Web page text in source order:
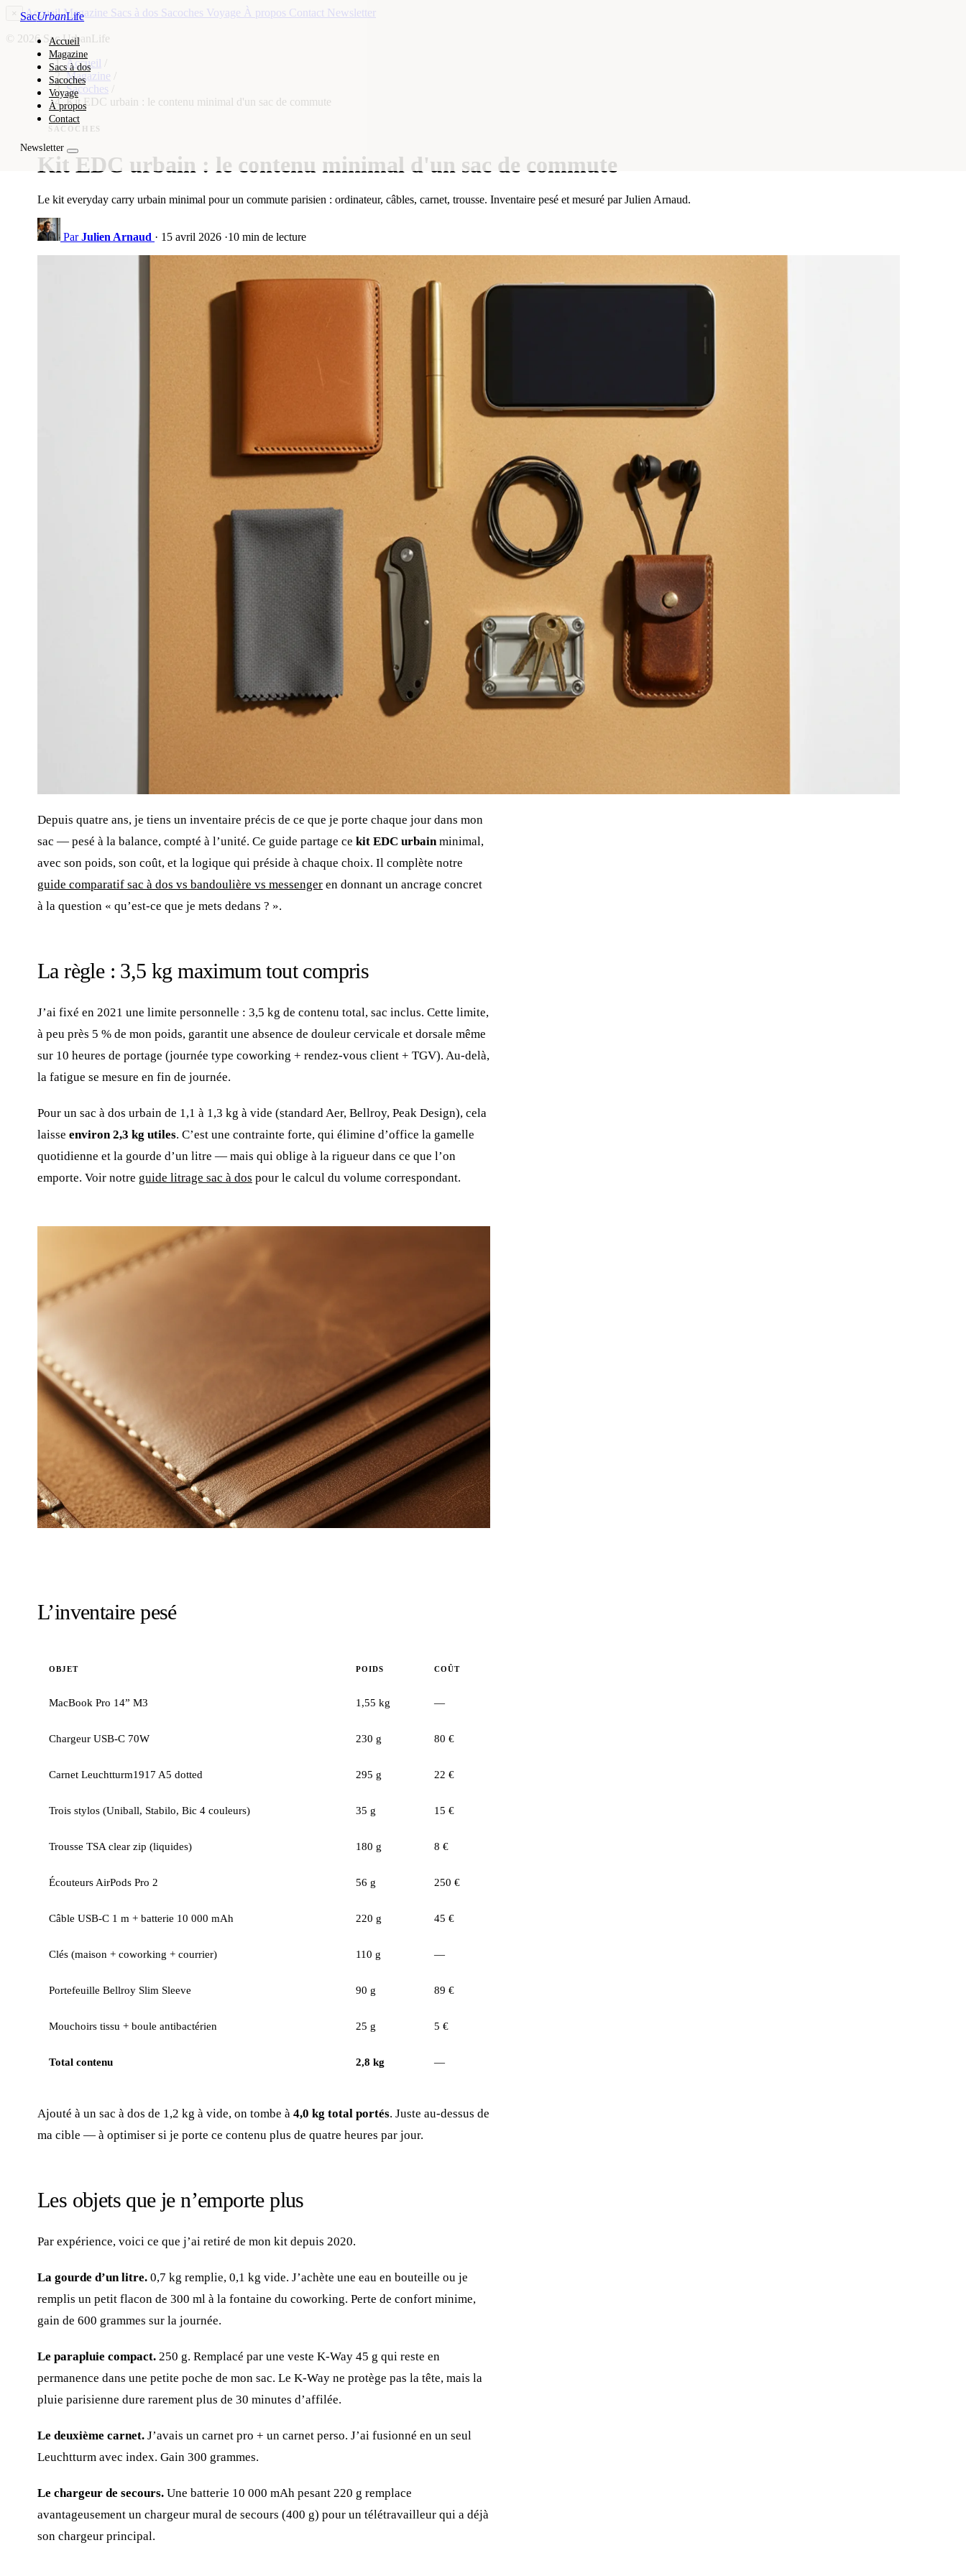
SacUrbanLife
Accueil
Magazine
Sacs à dos
Sacoches
Voyage
À propos
Contact
Newsletter
× AccueilMagazine Sacs à dos Sacoches Voyage À propos Contact Newsletter
© 2026 Sac UrbanLife
Accueil /
Magazine /
Sacoches /
Kit EDC urbain : le contenu minimal d'un sac de commute
SACOCHES
Kit EDC urbain : le contenu minimal d'un sac de commute
Le kit everyday carry urbain minimal pour un commute parisien : ordinateur, câbles, carnet, trousse. Inventaire pesé et mesuré par Julien Arnaud.
ParJulien Arnaud · 15 avril 2026 ·10 min de lecture
Depuis quatre ans, je tiens un inventaire précis de ce que je porte chaque jour dans mon
sac — pesé à la balance, compté à l’unité. Ce guide partage ce kit EDC urbainminimal,
avec son poids, son coût, et la logique qui préside à chaque choix. Il complète notre
guide comparatif sac à dos vs bandoulière vs messenger en donnant un ancrage concret
à la question « qu’est-ce que je mets dedans ? ».
La règle : 3,5 kg maximum tout compris
J’ai fixé en 2021 une limite personnelle : 3,5 kg de contenu total, sac inclus. Cette limite,
à peu près 5 % de mon poids, garantit une absence de douleur cervicale et dorsale même
sur 10 heures de portage (journée type coworking + rendez-vous client + TGV). Au-delà,
la fatigue se mesure en fin de journée.
Pour un sac à dos urbain de 1,1 à 1,3 kg à vide (standard Aer, Bellroy, Peak Design), cela
laisse environ 2,3 kg utiles. C’est une contrainte forte, qui élimine d’office la gamelle
quotidienne et la gourde d’un litre — mais qui oblige à la rigueur dans ce que l’on
emporte. Voir notre guide litrage sac à dos pour le calcul du volume correspondant.
L’inventaire pesé
OBJET POIDS COÛT
MacBook Pro 14” M3 1,55 kg —
Chargeur USB-C 70W 230 g 80 €
Carnet Leuchtturm1917 A5 dotted 295 g 22 €
Trois stylos (Uniball, Stabilo, Bic 4 couleurs) 35 g 15 €
Trousse TSA clear zip (liquides) 180 g 8 €
Écouteurs AirPods Pro 2 56 g 250 €
Câble USB-C 1 m + batterie 10 000 mAh 220 g 45 €
Clés (maison + coworking + courrier) 110 g —
Portefeuille Bellroy Slim Sleeve 90 g 89 €
Mouchoirs tissu + boule antibactérien 25 g 5 €
Total contenu 2,8 kg —
Ajouté à un sac à dos de 1,2 kg à vide, on tombe à 4,0 kg total portés. Juste au-dessus de
ma cible — à optimiser si je porte ce contenu plus de quatre heures par jour.
Les objets que je n’emporte plus
Par expérience, voici ce que j’ai retiré de mon kit depuis 2020.
La gourde d’un litre. 0,7 kg remplie, 0,1 kg vide. J’achète une eau en bouteille ou je
remplis un petit flacon de 300 ml à la fontaine du coworking. Perte de confort minime,
gain de 600 grammes sur la journée.
Le parapluie compact. 250 g. Remplacé par une veste K-Way 45 g qui reste en
permanence dans une petite poche de mon sac. Le K-Way ne protège pas la tête, mais la
pluie parisienne dure rarement plus de 30 minutes d’affilée.
Le deuxième carnet. J’avais un carnet pro + un carnet perso. J’ai fusionné en un seul
Leuchtturm avec index. Gain 300 grammes.
Le chargeur de secours. Une batterie 10 000 mAh pesant 220 g remplace
avantageusement un chargeur mural de secours (400 g) pour un télétravailleur qui a déjà
son chargeur principal.